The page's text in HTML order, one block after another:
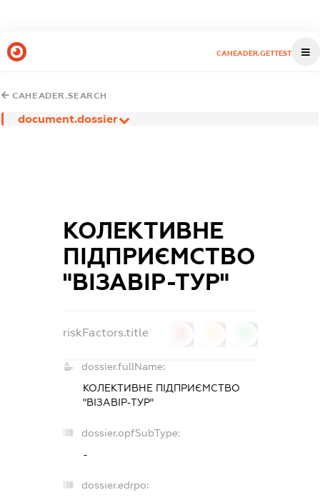
CAHEADER.GETTEST
CAHEADER.SEARCH
document.dossier
КОЛЕКТИВНЕ
ПІДПРИЄМСТВО
"ВІЗАВІР-ТУР"
riskFactors.title
dossier.fullName:
КОЛЕКТИВНЕ ПІДПРИЄМСТВО
"ВІЗАВІР-ТУР"
dossier.opfSubType:
-
dossier.edrpo: